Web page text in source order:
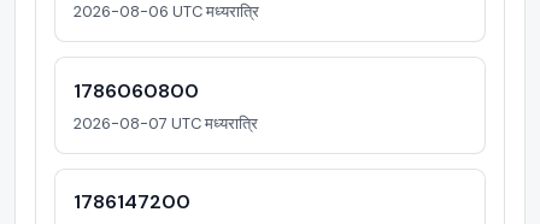
2026-08-06 UTC मध्यरात्रि
1786060800
2026-08-07 UTC मध्यरात्रि
1786147200